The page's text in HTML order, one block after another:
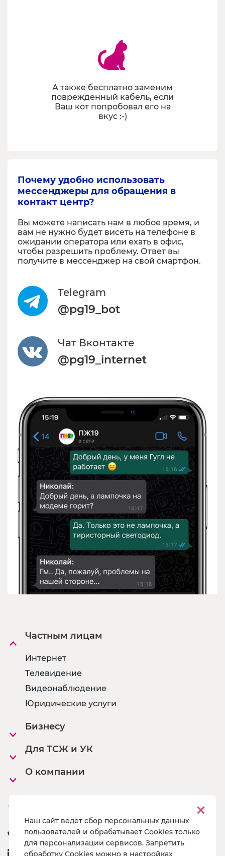
А также бесплатно заменим
поврежденный кабель, если
Ваш кот попробовал его на
вкус :-)
Почему удобно использовать
мессенджеры для обращения в
контакт центр?
Вы можете написать нам в любое время, и
вам не нужно будет висеть на телефоне в
ожидании оператора или ехать в офис,
чтобы разрешить проблему. Ответ вы
получите в мессенджер на свой смартфон.
Telegram
@pg19_bot
Чат Вконтакте
@pg19_internet
Частным лицам
Интернет
Телевидение
Видеонаблюдение
Юридические услуги
Бизнесу
Для ТСЖ и УК
О компании
8 800 222 55 19
a@pg19.ru
Наш сайт ведет сбор персональных данных
пользователей и обрабатывает Cookies только
для персонализации сервисов. Запретить
обработку Cookies можно в настройках